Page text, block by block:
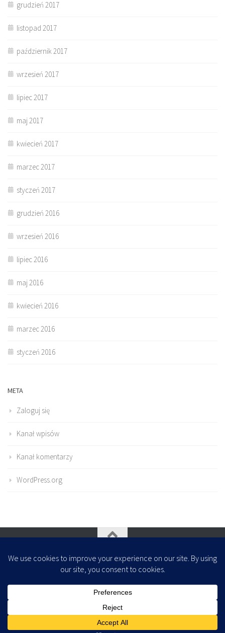
grudzień 2017
listopad 2017
październik 2017
wrzesień 2017
lipiec 2017
maj 2017
kwiecień 2017
marzec 2017
styczeń 2017
grudzień 2016
wrzesień 2016
lipiec 2016
maj 2016
kwiecień 2016
marzec 2016
styczeń 2016
META
Zaloguj się
Kanał wpisów
Kanał komentarzy
WordPress.org
- Zaprojektowany z